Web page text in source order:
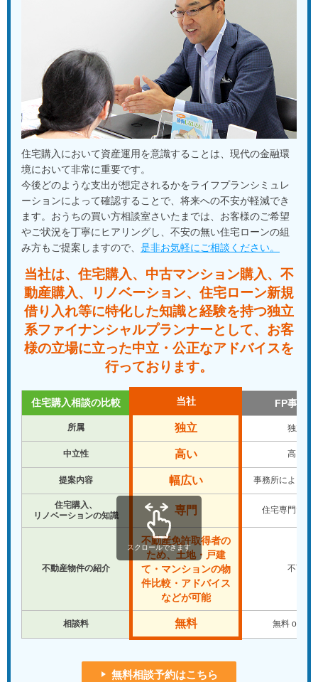
住宅購入において資産運用を意識することは、現代の金融環
境において非常に重要です。
今後どのような支出が想定されるかをライフプランシミュレ
ーションによって確認することで、将来への不安が軽減でき
ます。おうちの買い方相談室さいたまでは、お客様のご希望
やご状況を丁寧にヒアリングし、不安の無い住宅ローンの組
み方もご提案しますので、 是非お気軽にご相談ください。
当社は、住宅購入、中古マンション購入、不
動産購入、
リノベーション、住宅ローン新規
借り入れ等に特化した知識と経験を持つ独立
系ファイナンシャルプランナーとして、 お客
様の立場に立った中立・公正なアドバイスを
行っております。
住宅購入相談の比較 当社 FP事務所
所属 独立 独立
中立性 高い 高い
提案内容 幅広い 事務所により違
住宅購入、
リノベーションの知識
専門 住宅専門では
不動産物件の紹介
不動産免許取得者の
ため、土地・戸建
て・マンションの物
件比較・アドバイス
などが可能
不可
相談料 無料 無料 or 有料
スクロールできます
無料相談予約はこちら